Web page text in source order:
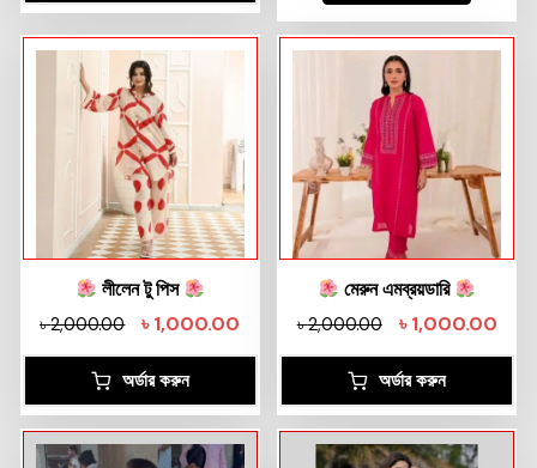
লীলেন টু পিস
৳2,000.00 ৳1,000.00
অর্ডার করুন
মেরুন এমব্রয়ডারি
৳2,000.00 ৳1,000.00
অর্ডার করুন